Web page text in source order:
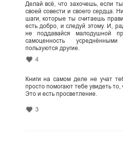
Делай всё, что захочешь, если
своей совести и своего сердца.
шаги, которые ты считаешь
есть добро, и следуй этому. И,
не поддавайся малодушной
самоценность
пользуются другие.
4
Книги на самом деле не учат
просто помогают тебе увидеть то,
Это и есть просветление.
3